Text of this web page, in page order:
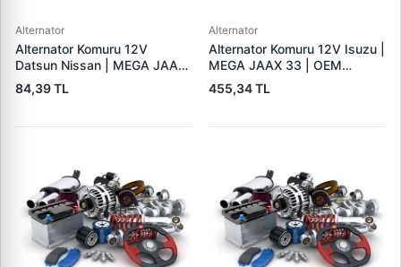
Alternator
Alternator Komuru 12V
Datsun Nissan | MEGA JAAX
20 | OEM JAAX20
84,39 TL
Alternator
Alternator Komuru 12V Isuzu |
MEGA JAAX 33 | OEM
JAAX33
455,34 TL